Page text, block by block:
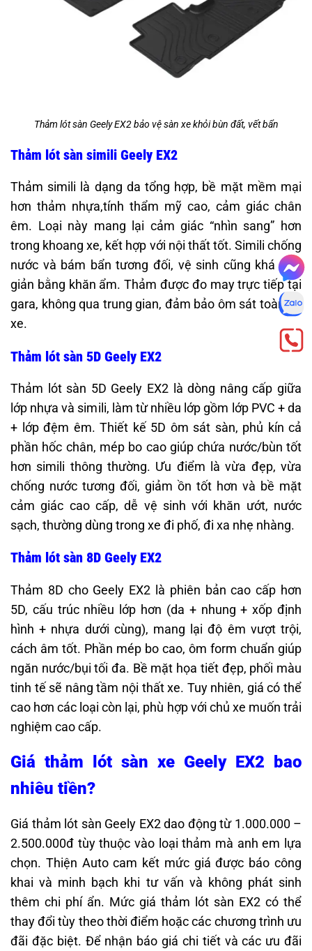
Thảm lót sàn Geely EX2 bảo vệ sàn xe khỏi bùn đất, vết bẩn
Thảm lót sàn simili Geely EX2
Thảm simili là dạng da tổng hợp, bề mặt mềm mại
hơn thảm nhựa,tính thẩm mỹ cao, cảm giác chân
êm. Loại này mang lại cảm giác “nhìn sang” hơn
trong khoang xe, kết hợp với nội thất tốt. Simili chống
nước và bám bẩn tương đối, vệ sinh cũng khá đơn
giản bằng khăn ẩm. Thảm được đo may trực tiếp tại
gara, không qua trung gian, đảm bảo ôm sát toàn bộ
xe.
Thảm lót sàn 5D Geely EX2
Thảm lót sàn 5D Geely EX2 là dòng nâng cấp giữa
lớp nhựa và simili, làm từ nhiều lớp gồm lớp PVC + da
+ lớp đệm êm. Thiết kế 5D ôm sát sàn, phủ kín cả
phần hốc chân, mép bo cao giúp chứa nước/bùn tốt
hơn simili thông thường. Ưu điểm là vừa đẹp, vừa
chống nước tương đối, giảm ồn tốt hơn và bề mặt
cảm giác cao cấp, dễ vệ sinh với khăn ướt, nước
sạch, thường dùng trong xe đi phố, đi xa nhẹ nhàng.
Thảm lót sàn 8D Geely EX2
Thảm 8D cho Geely EX2 là phiên bản cao cấp hơn
5D, cấu trúc nhiều lớp hơn (da + nhung + xốp định
hình + nhựa dưới cùng), mang lại độ êm vượt trội,
cách âm tốt. Phần mép bo cao, ôm form chuẩn giúp
ngăn nước/bụi tối đa. Bề mặt họa tiết đẹp, phối màu
tinh tế sẽ nâng tầm nội thất xe. Tuy nhiên, giá có thể
cao hơn các loại còn lại, phù hợp với chủ xe muốn trải
nghiệm cao cấp.
Giá thảm lót sàn xe Geely EX2 bao
nhiêu tiền?
Giá thảm lót sàn Geely EX2 dao động từ 1.000.000 –
2.500.000đ tùy thuộc vào loại thảm mà anh em lựa
chọn. Thiện Autocam kết mức giá được báo công
khai và minh bạch khi tư vấn và không phát sinh
thêm chi phí ẩn. Mức giá thảm lót sàn EX2 có thể
thay đổi tùy theo thời điểm hoặc các chương trình ưu
đãi đặc biệt. Để nhận báo giá chi tiết và các ưu đãi